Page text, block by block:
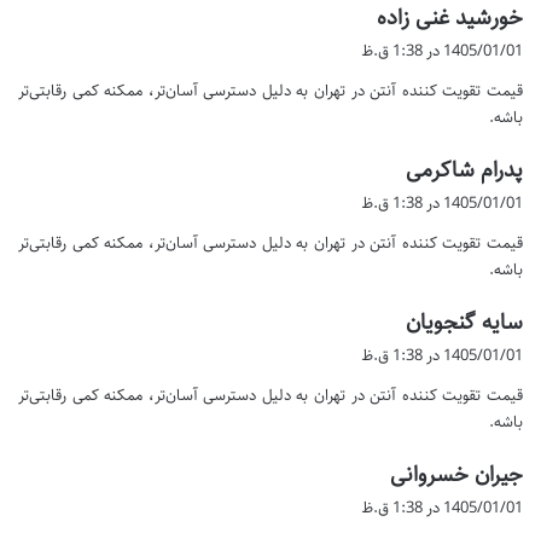
خورشید غنی زاده
ف
:
1405/01/01 در 1:38 ق.ظ
قیمت تقویت کننده آنتن در تهران به دلیل دسترسی آسان‌تر، ممکنه کمی رقابتی‌تر
باشه.
پدرام شاکرمی
:
1405/01/01 در 1:38 ق.ظ
قیمت تقویت کننده آنتن در تهران به دلیل دسترسی آسان‌تر، ممکنه کمی رقابتی‌تر
باشه.
سایه گنجویان
:
1405/01/01 در 1:38 ق.ظ
قیمت تقویت کننده آنتن در تهران به دلیل دسترسی آسان‌تر، ممکنه کمی رقابتی‌تر
باشه.
جیران خسروانی
ف
1405/01/01 در 1:38 ق.ظ